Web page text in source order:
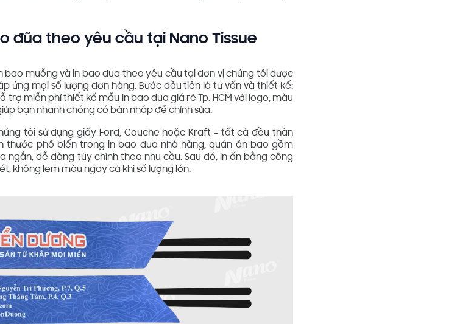
đũa theo yêu cầu tại Nano Tissue
muỗng và in bao đũa theo yêu cầu tại đơn vị chúng tôi được
ứng mọi số lượng đơn hàng. Bước đầu tiên là tư vấn và thiết kế:
trợ miễn phí thiết kế mẫu in bao đũa giá rẻ Tp. HCM với logo, màu
bạn nhanh chóng có bản nháp để chỉnh sửa.
tôi sử dụng giấy Ford, Couche hoặc Kraft – tất cả đều thân
thước phổ biến trong in bao đũa nhà hàng, quán ăn bao gồm
ngắn, dễ dàng tùy chỉnh theo nhu cầu. Sau đó, in ấn bằng công
không lem màu ngay cả khi số lượng lớn.